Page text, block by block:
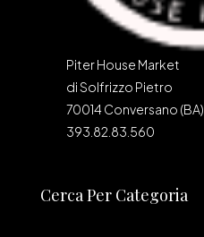
Piter House Market
di Solfrizzo Pietro
70014 Conversano (BA)
393.82.83.560
Cerca Per Categoria